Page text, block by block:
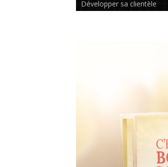
Rencontre inter-thérapeutes